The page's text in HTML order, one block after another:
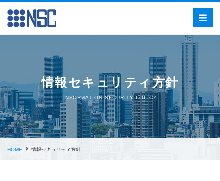
情報セキュリティ方針
INFORMATION SECURITY POLICY
HOME 情報セキュリティ方針